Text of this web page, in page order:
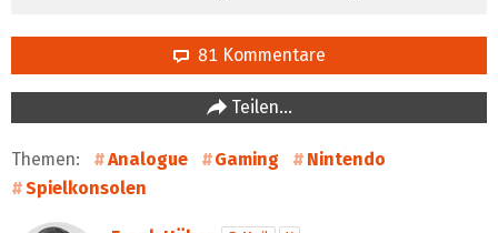
81 Kommentare
Teilen…
Themen: Analogue Gaming
Nintendo
Spielkonsolen